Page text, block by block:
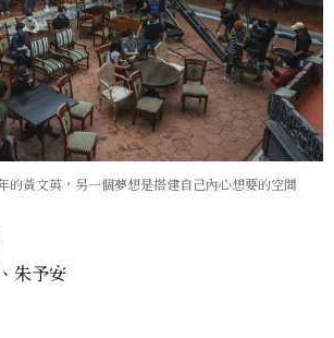
的黃文英，另一個夢想是搭建自己內心想要的空間
朱予安